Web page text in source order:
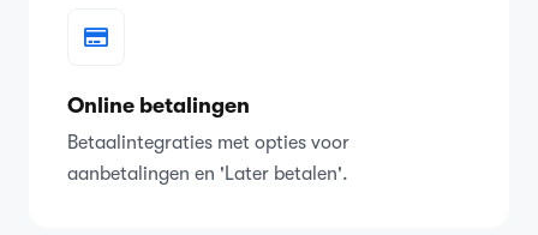
Online betalingen
Betaalintegraties met opties voor
aanbetalingen en 'Later betalen'.